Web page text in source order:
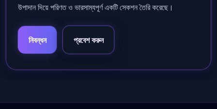
উপাদান দিয়ে পরিণত ও ভারসাম্যপূর্ণ একটি সেকশন তৈরি করেছে।
নিবন্ধন প্রবেশ করুন